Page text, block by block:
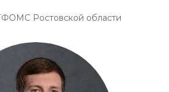
Ростовской области